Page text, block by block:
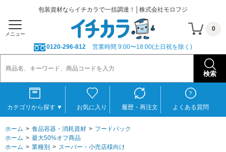
包装資材ならイチカラで一括調達！│株式会社モロフジ
メニュー
0
0120-296-812 営業時間 9:00〜18:00(土日祝を除く)
カテゴリから探す ▼ お気に入り 履歴・再注文 よくある質問
ホーム 食品容器・消耗資材
フードパック
ホーム
最大50%オフ商品
ホーム
業種別
スーパー・小売店様向け